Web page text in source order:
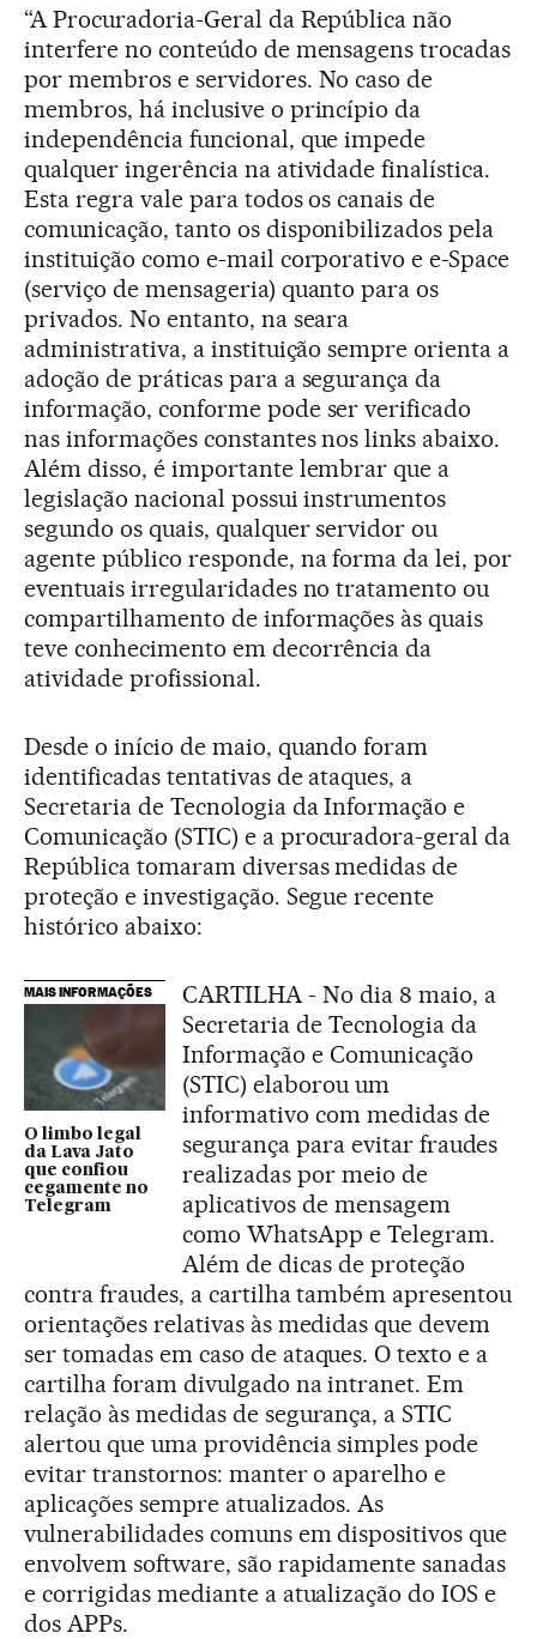
“A Procuradoria-Geral da República não
interfere no conteúdo de mensagens trocadas
por membros e servidores. No caso de
membros, há inclusive o princípio da
independência funcional, que impede
qualquer ingerência na atividade finalística.
Esta regra vale para todos os canais de
comunicação, tanto os disponibilizados pela
instituição como e-mail corporativo e e-Space
(serviço de mensageria) quanto para os
privados. No entanto, na seara
administrativa, a instituição sempre orienta a
adoção de práticas para a segurança da
informação, conforme pode ser verificado
nas informações constantes nos links abaixo.
Além disso, é importante lembrar que a
legislação nacional possui instrumentos
segundo os quais, qualquer servidor ou
agente público responde, na forma da lei, por
eventuais irregularidades no tratamento ou
compartilhamento de informações às quais
teve conhecimento em decorrência da
atividade profissional.
Desde o início de maio, quando foram
identificadas tentativas de ataques, a
Secretaria de Tecnologia da Informação e
Comunicação (STIC) e a procuradora-geral da
República tomaram diversas medidas de
proteção e investigação. Segue recente
histórico abaixo:
MAIS INFORMAÇÕES
O limbo legal
da Lava Jato
que confiou
cegamente no
Telegram
CARTILHA - No dia 8 maio, a
Secretaria de Tecnologia da
Informação e Comunicação
(STIC) elaborou um
informativo com medidas de
segurança para evitar fraudes
realizadas por meio de
aplicativos de mensagem
como WhatsApp e Telegram.
Além de dicas de proteção
contra fraudes, a cartilha também apresentou
orientações relativas às medidas que devem
ser tomadas em caso de ataques. O texto e a
cartilha foram divulgado na intranet. Em
relação às medidas de segurança, a STIC
alertou que uma providência simples pode
evitar transtornos: manter o aparelho e
aplicações sempre atualizados. As
vulnerabilidades comuns em dispositivos que
envolvem software, são rapidamente sanadas
e corrigidas mediante a atualização do IOS e
dos APPs.